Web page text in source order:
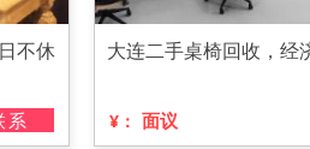
不休
系
大连二手桌椅回收，经
¥： 面议